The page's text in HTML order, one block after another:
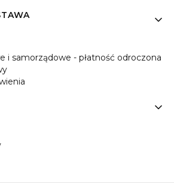
i samorządowe - płatność odroczona